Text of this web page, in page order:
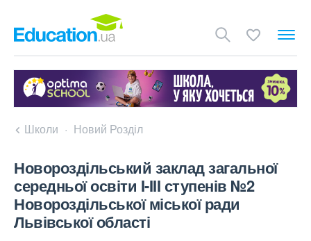
Школи Новий Розділ
Новороздільський заклад загальної
середньої освіти I-III ступенів №2
Новороздільської міської ради
Львівської області